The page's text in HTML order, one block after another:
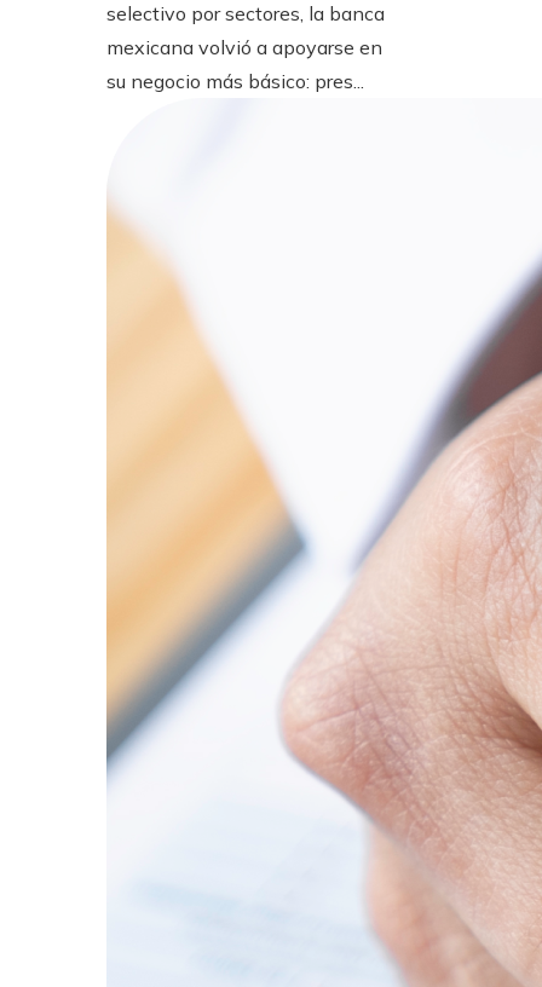
selectivo por sectores, la banca
mexicana volvió a apoyarse en
su negocio más básico: pres...